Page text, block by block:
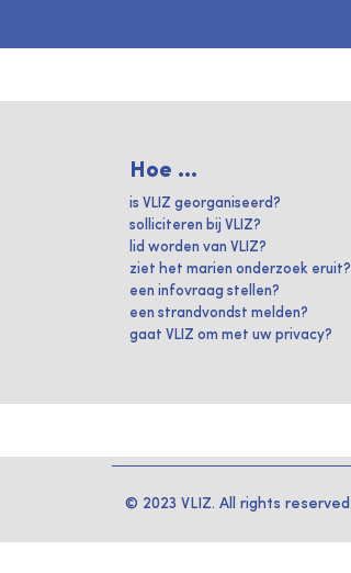
Hoe ...
is VLIZ georganiseerd?
solliciteren bij VLIZ?
lid worden van VLIZ?
ziet het marien onderzoek eruit?
een infovraag stellen?
een strandvondst melden?
gaat VLIZ om met uw privacy?
© 2023 VLIZ. All rights reserved